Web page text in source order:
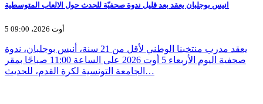
انيس بوجلبان يعقد بعد قليل ندوة صحفيّة للحدث حول الالعاب المتوسطية
5 أوت 2026، 09:00
يعقد مدرب منتخبنا الوطني لأقل من 21 سنة، أنيس بوجلبان، ندوة
صحفية اليوم الأربعاء 5 أوت 2026 على الساعة 11:00 صباحًا بمقر
الجامعة التونسية لكرة القدم، للحديث…